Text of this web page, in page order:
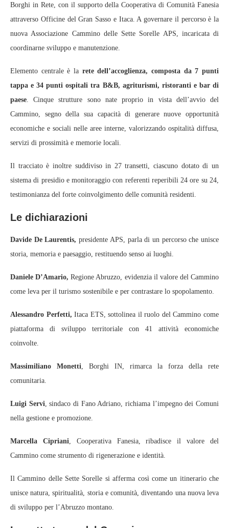
Borghi in Rete, con il supporto della Cooperativa di Comunità Fanesia
attraverso Officine del Gran Sasso e Itaca. A governare il percorso è la
nuova Associazione Cammino delle Sette Sorelle APS, incaricata di
coordinarne sviluppo e manutenzione.
Elemento centrale è la rete dell’accoglienza, composta da 7 punti
tappa e 34 punti ospitali tra B&B, agriturismi, ristoranti e bar di
paese . Cinque strutture sono nate proprio in vista dell’avvio del
Cammino, segno della sua capacità di generare nuove opportunità
economiche e sociali nelle aree interne, valorizzando ospitalità diffusa,
servizi di prossimità e memorie locali.
Il tracciato è inoltre suddiviso in 27 transetti, ciascuno dotato di un
sistema di presidio e monitoraggio con referenti reperibili 24 ore su 24,
testimonianza del forte coinvolgimento delle comunità residenti.
Le dichiarazioni
Davide De Laurentis, presidente APS, parla di un percorso che unisce
storia, memoria e paesaggio, restituendo senso ai luoghi.
Daniele D’Amario, Regione Abruzzo, evidenzia il valore del Cammino
come leva per il turismo sostenibile e per contrastare lo spopolamento.
Alessandro Perfetti, Itaca ETS, sottolinea il ruolo del Cammino come
piattaforma di sviluppo territoriale con 41 attività economiche
coinvolte.
Massimiliano Monetti , Borghi IN, rimarca la forza della rete
comunitaria.
Luigi Servi , sindaco di Fano Adriano, richiama l’impegno dei Comuni
nella gestione e promozione.
Marcella Cipriani , Cooperativa Fanesia, ribadisce il valore del
Cammino come strumento di rigenerazione e identità.
Il Cammino delle Sette Sorelle si afferma così come un itinerario che
unisce natura, spiritualità, storia e comunità, diventando una nuova leva
di sviluppo per l’Abruzzo montano.